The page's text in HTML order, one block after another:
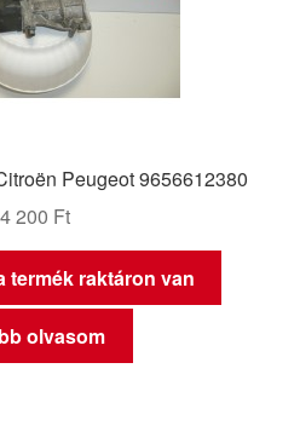
Peugeot 9656612380
200 Ft
termék raktáron van
olvasom